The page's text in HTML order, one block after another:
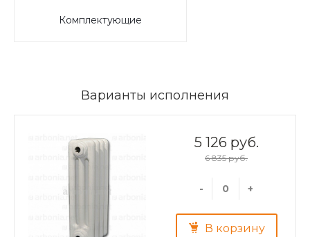
Комплектующие
Варианты исполнения
5 126 руб.
6 835 руб.
- +
В корзину